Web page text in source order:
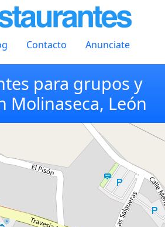
Contacto Anunciate
para grupos y
Molinaseca, León